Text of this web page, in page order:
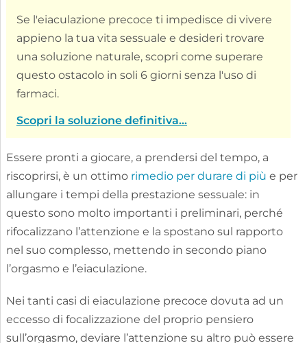
Se l'eiaculazione precoce ti impedisce di vivere
appieno la tua vita sessuale e desideri trovare
una soluzione naturale, scopri come superare
questo ostacolo in soli 6 giorni senza l'uso di
farmaci.
Scopri la soluzione definitiva...
Essere pronti a giocare, a prendersi del tempo, a
riscoprirsi, è un ottimo rimedio per durare di più e per
allungare i tempi della prestazione sessuale: in
questo sono molto importanti i preliminari, perché
rifocalizzano l’attenzione e la spostano sul rapporto
nel suo complesso, mettendo in secondo piano
l’orgasmo e l’eiaculazione.
Nei tanti casi di eiaculazione precoce dovuta ad un
eccesso di focalizzazione del proprio pensiero
sull’orgasmo, deviare l’attenzione su altro può essere